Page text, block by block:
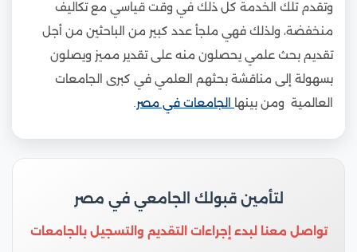
وتقدم تلك الخدمة كل ذلك في وقت قياسي مع تكاليف
منخفضة، ولذلك فهي ملجأ عدد كبير من الباحثين من أجل
تقديم بحث علمي يحصلون منه على تقدير مميز ويصلون
بسهولة إلى مناقشة بحثهم العلمي في كبرى الجامعات
العالمية ومن بينها
الجامعات في مصر
لتأمين قبولك الجامعي في مصر
تواصل معنا لبدء إجراءات التقديم والتسجيل بالجامعات